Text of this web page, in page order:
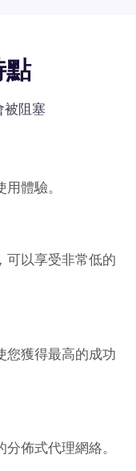
點
被阻塞
體驗。
可以享受非常低的
您獲得最高的成功
佈式代理網絡。